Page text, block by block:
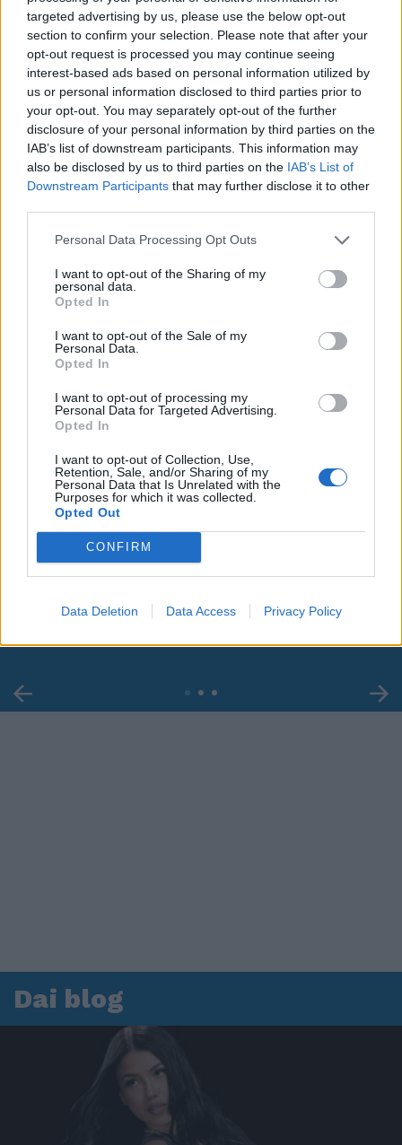
targeted advertising by us, please use the below opt-out
section to confirm your selection. Please note that after your
opt-out request is processed you may continue seeing
interest-based ads based on personal information utilized by
us or personal information disclosed to third parties prior to
your opt-out. You may separately opt-out of the further
disclosure of your personal information by third parties on the
IAB’s list of downstream participants. This information may
also be disclosed by us to third parties on the IAB’s List of
Downstream Participants that may further disclose it to other
Personal Data Processing Opt Outs
I want to opt-out of the Sharing of my
personal data.
Opted In
I want to opt-out of the Sale of my
Personal Data.
Opted In
I want to opt-out of processing my
Personal Data for Targeted Advertising.
Opted In
I want to opt-out of Collection, Use,
Retention, Sale, and/or Sharing of my
Personal Data that Is Unrelated with the
Purposes for which it was collected.
Opted Out
CONFIRM
Data Deletion Data Access Privacy Policy
in ospedale. Le dichiarazioni ai giornalisti
Dai blog